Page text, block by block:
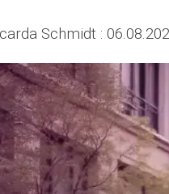
Schmidt :